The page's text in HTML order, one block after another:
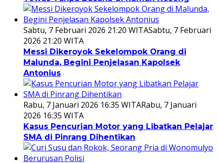
Sabtu, 7 Februari 2026 21:20 WITASabtu, 7 Februari
2026 21:20 WITA
Messi Dikeroyok Sekelompok Orang di
Malunda, Begini Penjelasan Kapolsek
Antonius
Rabu, 7 Januari 2026 16:35 WITARabu, 7 Januari
2026 16:35 WITA
Kasus Pencurian Motor yang Libatkan Pelajar
SMA di Pinrang Dihentikan